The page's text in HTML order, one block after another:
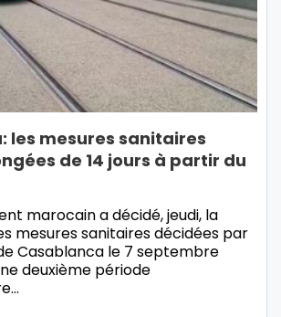
les mesures sanitaires
de 14 jours à partir du
marocain a décidé, jeudi, la
mesures sanitaires décidées par
Casablanca le 7 septembre
deuxième période